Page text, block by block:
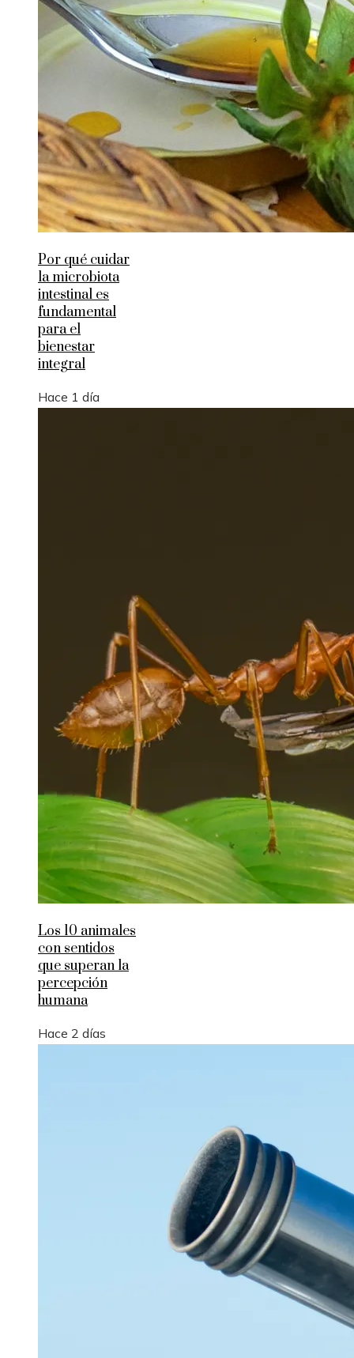
Por qué cuidar
la microbiota
intestinal es
fundamental
para el
bienestar
integral
Hace 1 día
Los 10 animales
con sentidos
que superan la
percepción
humana
Hace 2 días